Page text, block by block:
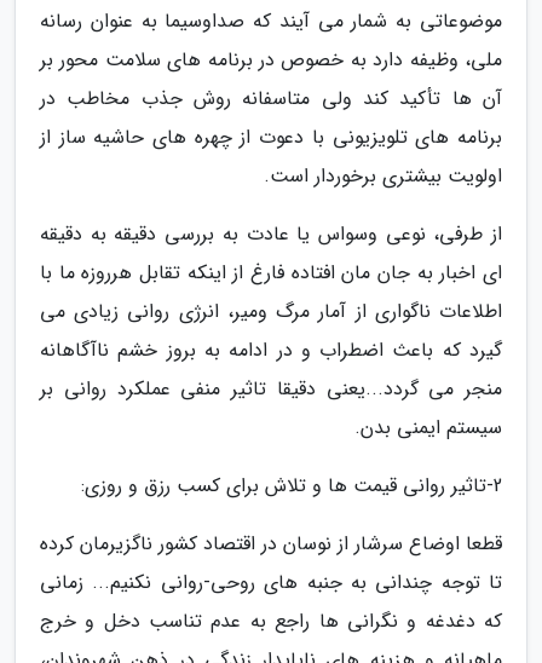
موضوعاتی به شمار می آیند که صداوسیما به عنوان رسانه
ملی، وظیفه دارد به خصوص در برنامه های سلامت محور بر
آن ها تأکید کند ولی متاسفانه روش جذب مخاطب در
برنامه های تلویزیونی با دعوت از چهره های حاشیه ساز از
اولویت بیشتری برخوردار است.
از طرفی، نوعی وسواس یا عادت به بررسی دقیقه به دقیقه
ای اخبار به جان مان افتاده فارغ از اینکه تقابل هرروزه ما با
اطلاعات ناگواری از آمار مرگ ومیر، انرژی روانی زیادی می
گیرد که باعث اضطراب و در ادامه به بروز خشم ناآگاهانه
منجر می گردد...یعنی دقیقا تاثیر منفی عملکرد روانی بر
سیستم ایمنی بدن.
2-تاثیر روانی قیمت ها و تلاش برای کسب رزق و روزی:
قطعا اوضاع سرشار از نوسان در اقتصاد کشور ناگزیرمان کرده
تا توجه چندانی به جنبه های روحی-روانی نکنیم... زمانی
که دغدغه و نگرانی ها راجع به عدم تناسب دخل و خرج